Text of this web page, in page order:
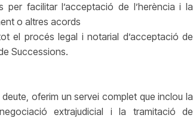
per facilitar l’acceptació de l’herència i la
o altres acords
el procés legal i notarial d’acceptació de
Successions.
oferim un servei complet que inclou la
extrajudicial i la tramitació de